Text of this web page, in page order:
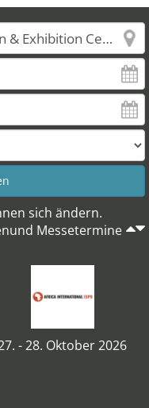
sich ändern.
Messetermine
- 28. Oktober 2026